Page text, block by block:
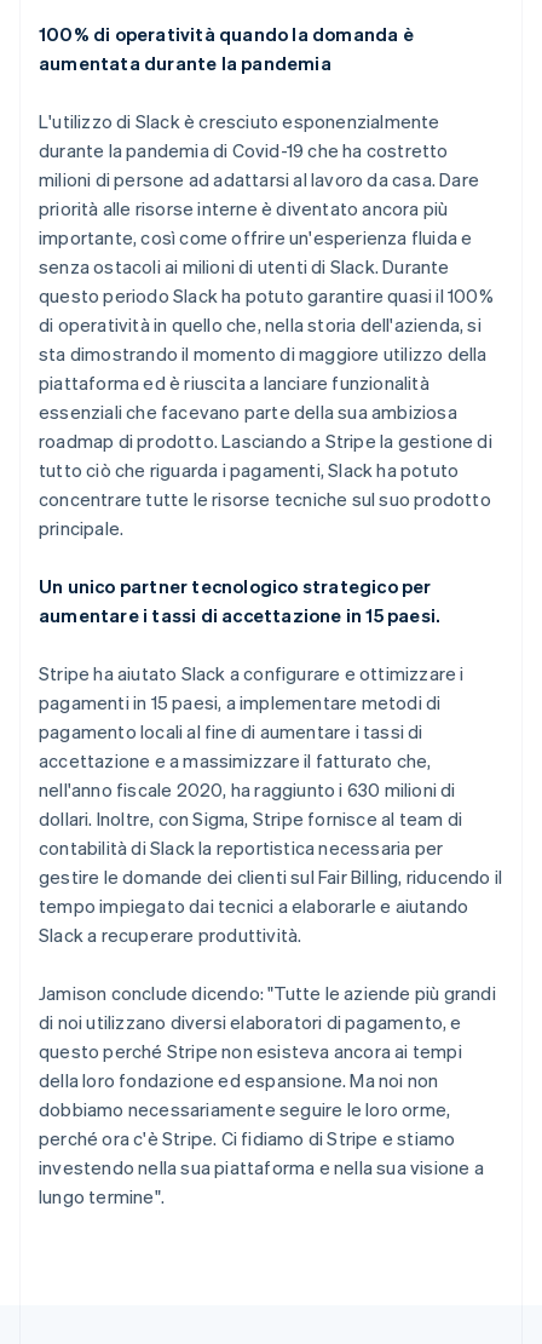
100% di operatività quando la domanda è
aumentata durante la pandemia
L'utilizzo di Slack è cresciuto esponenzialmente
durante la pandemia di Covid-19 che ha costretto
milioni di persone ad adattarsi al lavoro da casa. Dare
priorità alle risorse interne è diventato ancora più
importante, così come offrire un'esperienza fluida e
senza ostacoli ai milioni di utenti di Slack. Durante
questo periodo Slack ha potuto garantire quasi il 100%
di operatività in quello che, nella storia dell'azienda, si
sta dimostrando il momento di maggiore utilizzo della
piattaforma ed è riuscita a lanciare funzionalità
essenziali che facevano parte della sua ambiziosa
roadmap di prodotto. Lasciando a Stripe la gestione di
tutto ciò che riguarda i pagamenti, Slack ha potuto
concentrare tutte le risorse tecniche sul suo prodotto
principale.
Un unico partner tecnologico strategico per
aumentare i tassi di accettazione in 15 paesi.
Stripe ha aiutato Slack a configurare e ottimizzare i
pagamenti in 15 paesi, a implementare metodi di
pagamento locali al fine di aumentare i tassi di
accettazione e a massimizzare il fatturato che,
nell'anno fiscale 2020, ha raggiunto i 630 milioni di
dollari. Inoltre, con Sigma, Stripe fornisce al team di
contabilità di Slack la reportistica necessaria per
gestire le domande dei clienti sul Fair Billing, riducendo il
tempo impiegato dai tecnici a elaborarle e aiutando
Slack a recuperare produttività.
Jamison conclude dicendo: "Tutte le aziende più grandi
di noi utilizzano diversi elaboratori di pagamento, e
questo perché Stripe non esisteva ancora ai tempi
della loro fondazione ed espansione. Ma noi non
dobbiamo necessariamente seguire le loro orme,
perché ora c'è Stripe. Ci fidiamo di Stripe e stiamo
investendo nella sua piattaforma e nella sua visione a
lungo termine".
Australia
Austria
DeutschEnglish
Nederlands Français Deutsch English
Brasile
Português English
Bulgaria
English
Canada
English Français
Cina continentale
简体中文 English
Cipro
English
Croazia
Danimarca
English
Emirati Arabi Uniti
English
Estonia
English
Finlandia
English Svenska
Francia
FrançaisEnglish